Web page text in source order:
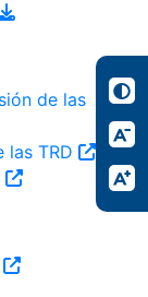
de las
TRD